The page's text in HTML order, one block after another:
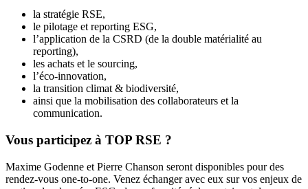
la stratégie RSE,
le pilotage et reporting ESG,
l’application de la CSRD (de la double matérialité au
reporting),
les achats et le sourcing,
l’éco-innovation,
la transition climat & biodiversité,
ainsi que la mobilisation des collaborateurs et la
communication.
Vous participez à TOP RSE ?
Maxime Godenne et Pierre Chanson seront disponibles pour des
rendez-vous one-to-one. Venez échanger avec eux sur vos enjeux de